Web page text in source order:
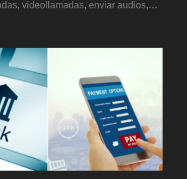
videollamadas, enviar audios,…